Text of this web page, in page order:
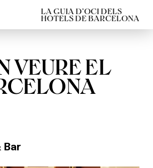
LA GUIA D’OCI DELS
HOTELS DE BARCELONA
VEURE EL
Bar